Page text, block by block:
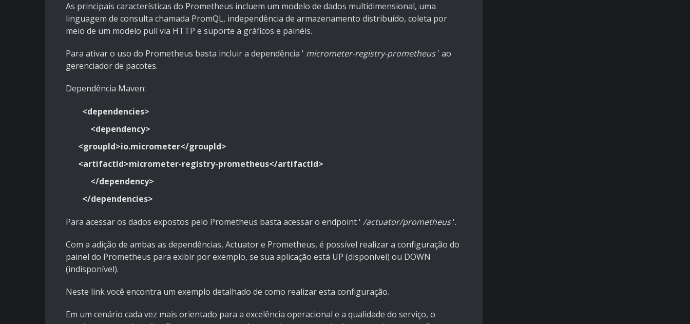
As principais características do Prometheus incluem um modelo de dados multidimensional, uma
linguagem de consulta chamada PromQL, independência de armazenamento distribuído, coleta por
meio de um modelo pull via HTTP e suporte a gráficos e painéis.
Para ativar o uso do Prometheus basta incluir a dependência ' micrometer-registry-prometheus ' ao
gerenciador de pacotes.
Dependência Maven:
<dependencies>
<dependency>
<groupId>io.micrometer</groupId>
<artifactId>micrometer-registry-prometheus</artifactId>
</dependency>
</dependencies>
Para acessar os dados expostos pelo Prometheus basta acessar o endpoint ' /actuator/prometheus'.
Com a adição de ambas as dependências, Actuator e Prometheus, é possível realizar a configuração do
painel do Prometheus para exibir por exemplo, se sua aplicação está UP (disponível) ou DOWN
(indisponível).
Neste linkvocê encontra um exemplo detalhado de como realizar esta configuração.
Em um cenário cada vez mais orientado para a excelência operacional e a qualidade do serviço, o